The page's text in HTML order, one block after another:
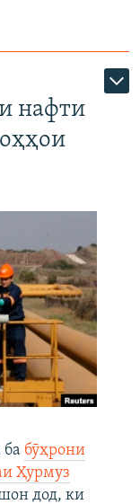
нафти
бӯҳрони
Ҳурмуз
дод, ки